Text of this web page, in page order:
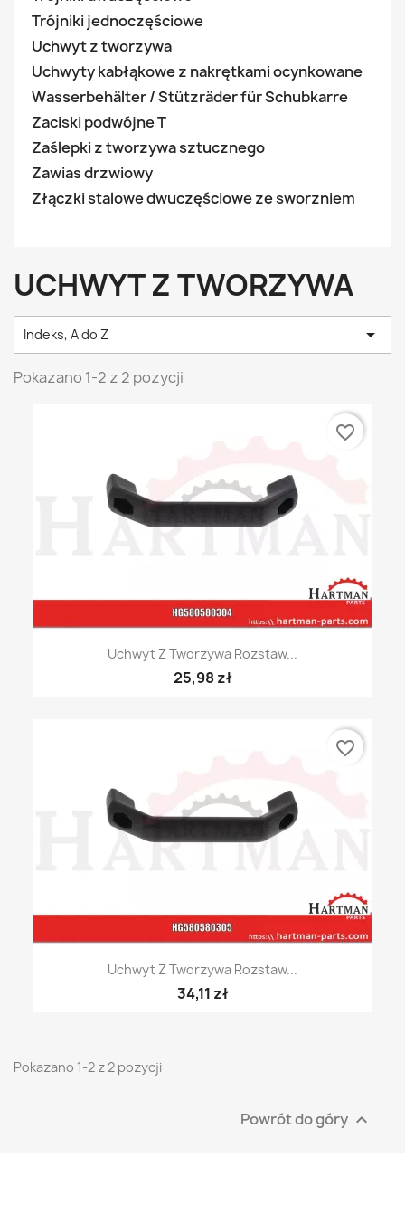
Trójniki jednoczęściowe
Uchwyt z tworzywa
Uchwyty kabłąkowe z nakrętkami ocynkowane
Wasserbehälter / Stützräder für Schubkarre
Zaciski podwójne T
Zaślepki z tworzywa sztucznego
Zawias drzwiowy
Złączki stalowe dwuczęściowe ze sworzniem
UCHWYT Z TWORZYWA
Indeks, A do Z 
Pokazano 1-2 z 2 pozycji
Uchwyt Z Tworzywa Rozstaw...
25,98 zł
favorite_border
Uchwyt Z Tworzywa Rozstaw...
34,11 zł
favorite_border
Pokazano 1-2 z 2 pozycji
Powrót do góry 